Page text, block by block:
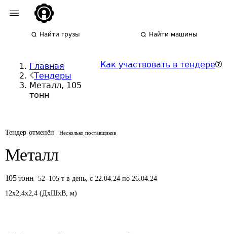
Найти грузы Найти машины
Главная
Тендеры
Металл, 105
тонн
Как участвовать в тендере
Тендер отменён Несколько поставщиков
Металл
105 тонн 52–105 т в день, с 22.04.24 по 26.04.24
12x2,4x2,4 (ДxШxВ, м)